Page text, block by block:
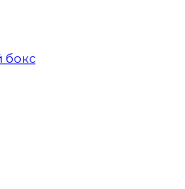
бокс